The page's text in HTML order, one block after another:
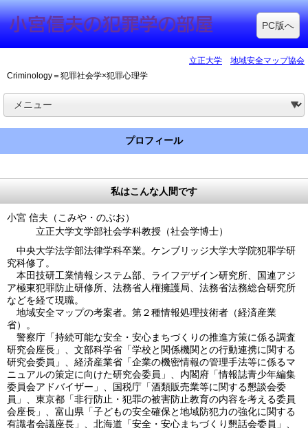
PC版へ
立正大学
地域安全マップ協会
Criminology＝犯罪社会学×犯罪心理学
プロフィール
私はこんな人間です
小宮 信夫（こみや・のぶお）
立正大学文学部社会学科教授（社会学博士）
中央大学法学部法律学科卒業。ケンブリッジ大学大学院犯罪学研
究科修了。
本田技研工業情報システム部、ライフデザイン研究所、国連アジ
ア極東犯罪防止研修所、法務省人権擁護局、法務省法務総合研究所
などを経て現職。
地域安全マップの考案者。第２種情報処理技術者（経済産業
省）。
警察庁「持続可能な安全・安心まちづくりの推進方策に係る調査
研究会座長」、文部科学省「学校と関係機関との行動連携に関する
研究会委員」、経済産業省「企業の機密情報の管理手法等に係るマ
ニュアルの策定に向けた研究会委員」、内閣府「情報誌青少年編集
委員会アドバイザー」、国税庁「酒類販売業等に関する懇談会委
員」、東京都「非行防止・犯罪の被害防止教育の内容を考える委員
会座長」、富山県「子どもの安全確保と地域防犯力の強化に関する
有識者会議座長」、北海道「安全・安心まちづくり懇話会委員」、